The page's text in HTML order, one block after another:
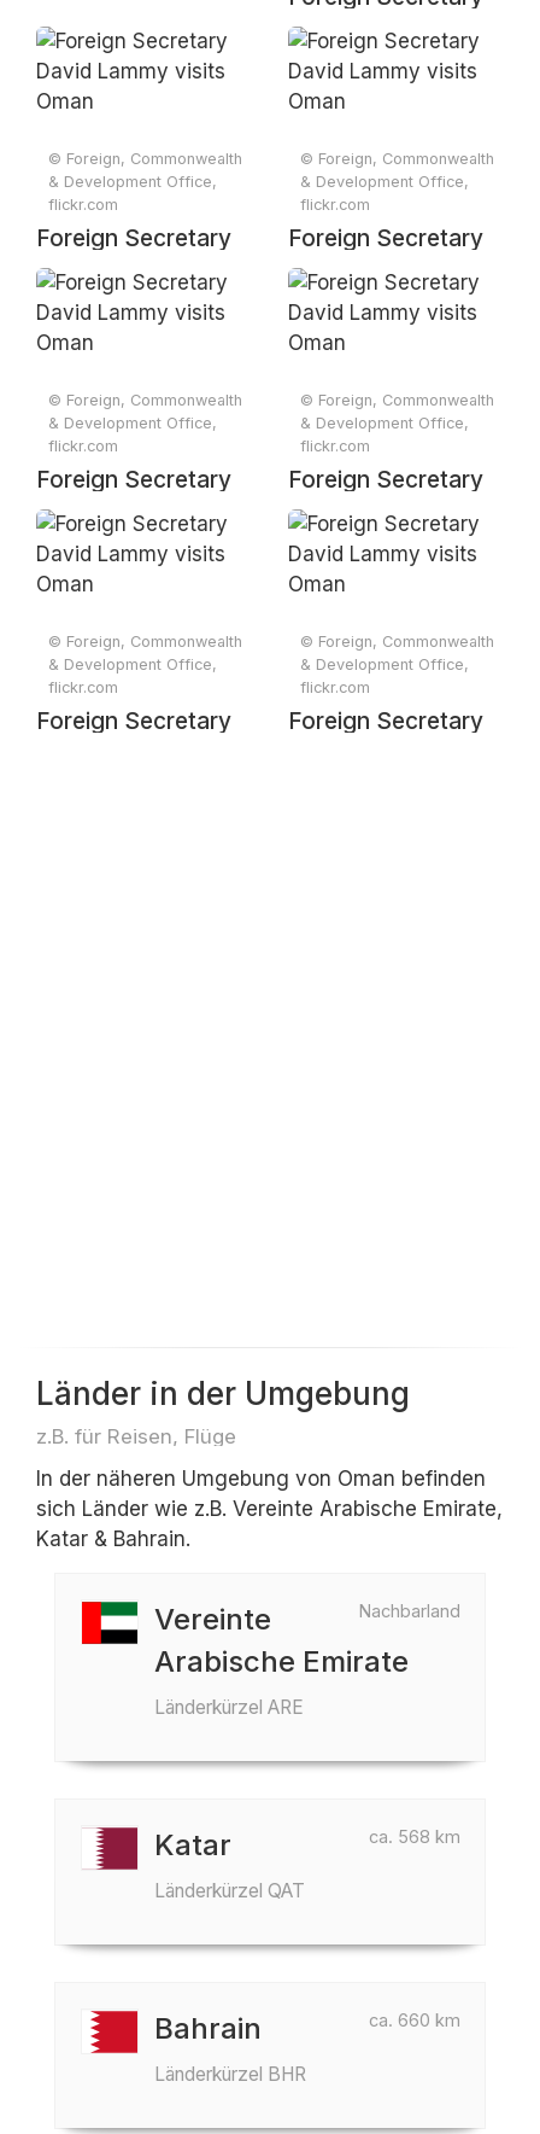
David Lammy
meets His Majesty
Haitham bin Tariq Al
Prime Minister of
Oman.
© Foreign, Commonwealth
& Development Office,
flickr.com
Foreign Secretary
David Lammy visits
Oman
© Foreign, Commonwealth
& Development Office,
flickr.com
Foreign Secretary
David Lammy visits
Oman
© Foreign, Commonwealth
& Development Office,
flickr.com
Foreign Secretary
David Lammy visits
Oman
© Foreign, Commonwealth
& Development Office,
flickr.com
Foreign Secretary
David Lammy visits
Oman
© Foreign, Commonwealth
& Development Office,
flickr.com
Foreign Secretary
© Foreign, Commonwealth
& Development Office,
flickr.com
Foreign Secretary
Länder in der Umgebung
z.B. für Reisen, Flüge
In der näheren Umgebung von Oman befinden
sich Länder wie z.B. Vereinte Arabische Emirate,
Katar & Bahrain.
Nachbarland
Vereinte
Arabische Emirate
Länderkürzel ARE
ca. 568 km
Katar
Länderkürzel QAT
ca. 660 km
Bahrain
Länderkürzel BHR